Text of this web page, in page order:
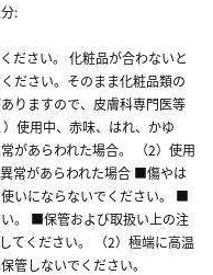
:
ださい。 化粧品が合わないと
ださい。そのまま化粧品類の
りますので、皮膚科専門医等
使用中、赤味、はれ、かゆ
があらわれた場合。 （2）使用
常があらわれた場合 ■傷やは
いにならないでください。 ■
。 ■保管および取扱い上の注
てください。 （2）極端に高温
管しないでください。